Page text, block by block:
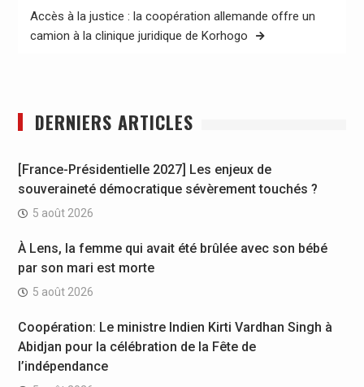
Accès à la justice : la coopération allemande offre un
camion à la clinique juridique de Korhogo
DERNIERS ARTICLES
[France-Présidentielle 2027] Les enjeux de
souveraineté démocratique sévèrement touchés ?
5 août 2026
À Lens, la femme qui avait été brûlée avec son bébé
par son mari est morte
5 août 2026
Coopération: Le ministre Indien Kirti Vardhan Singh à
Abidjan pour la célébration de la Fête de
l’indépendance